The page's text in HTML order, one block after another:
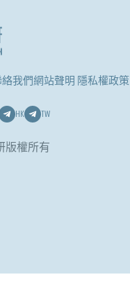
我們網站聲明 隱私權政策
HK TW
版權所有